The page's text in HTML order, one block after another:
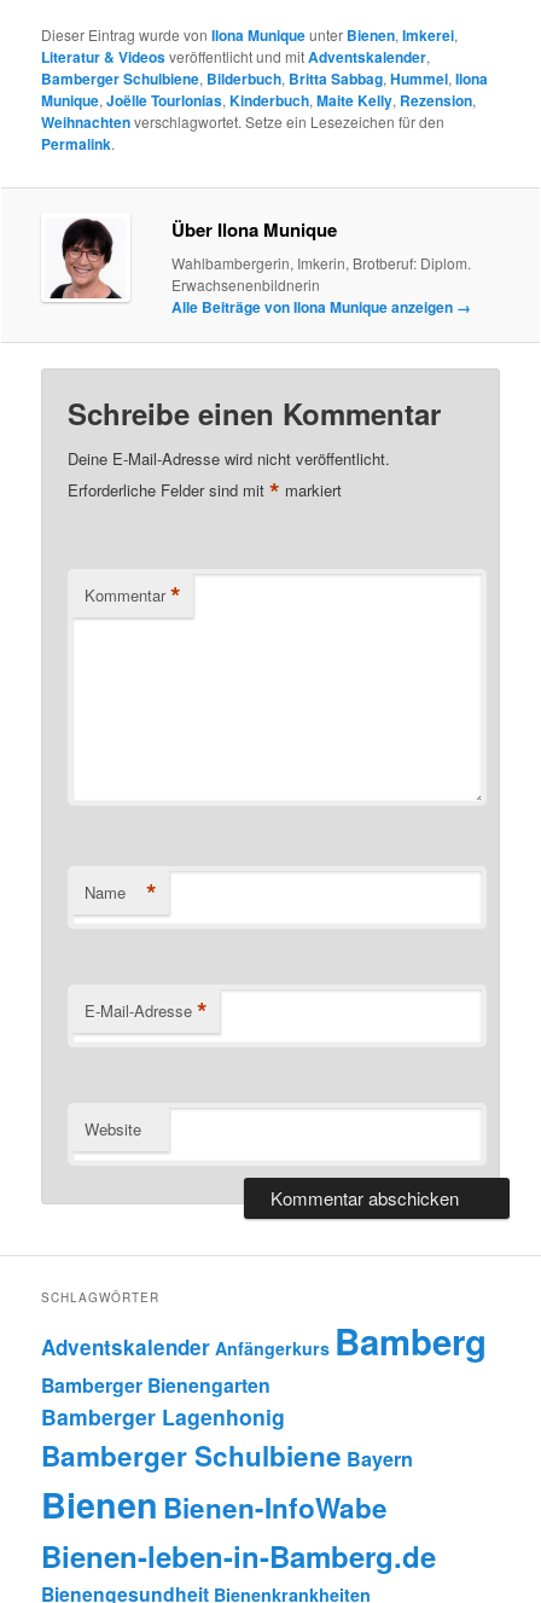
Dieser Eintrag wurde vonIlona Muniqueunter Bienen,Imkerei,
Literatur & Videosveröffentlicht und mitAdventskalender,
Bamberger Schulbiene, Bilderbuch, Britta Sabbag,Hummel,Ilona
Munique,Joëlle Tourlonias,Kinderbuch,Maite Kelly, Rezension,
Weihnachtenverschlagwortet. Setze ein Lesezeichen für den
Permalink.
Über Ilona Munique
Wahlbambergerin, Imkerin, Brotberuf: Diplom.
Erwachsenenbildnerin
Alle Beiträge von Ilona Munique anzeigen →
Schreibe einen Kommentar
Deine E-Mail-Adresse wird nicht veröffentlicht.
Erforderliche Felder sind mit* markiert
Kommentar *
Name *
E-Mail-Adresse *
Website
SCHLAGWÖRTER
Adventskalender Anfängerkurs Bamberg
Bamberger Bienengarten
Bamberger Lagenhonig
Bamberger Schulbiene Bayern
Bienen Bienen-InfoWabe
Bienen-leben-in-Bamberg.de
Bienengesundheit Bienenkrankheiten